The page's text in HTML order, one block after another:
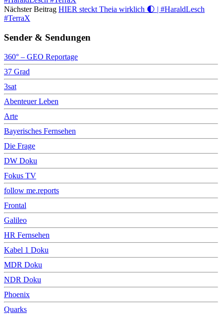
Nächster Beitrag HIER steckt Theia wirklich 🌓 | #HaraldLesch
#TerraX
Sender & Sendungen
360° – GEO Reportage
37 Grad
3sat
Abenteuer Leben
Arte
Bayerisches Fernsehen
Die Frage
DW Doku
Fokus TV
follow me.reports
Frontal
Galileo
HR Fernsehen
Kabel 1 Doku
MDR Doku
NDR Doku
Phoenix
Quarks